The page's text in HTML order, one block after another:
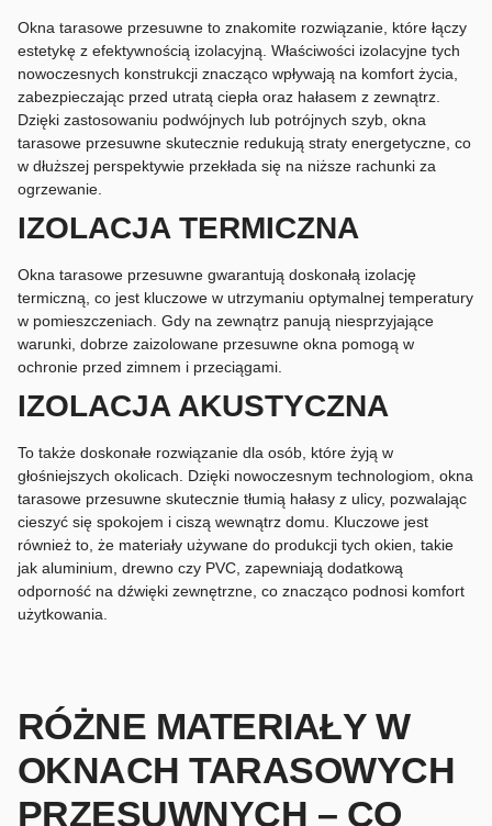
Okna tarasowe przesuwne to znakomite rozwiązanie, które łączy
estetykę z efektywnością izolacyjną. Właściwości izolacyjne tych
nowoczesnych konstrukcji znacząco wpływają na komfort życia,
zabezpieczając przed utratą ciepła oraz hałasem z zewnątrz.
Dzięki zastosowaniu podwójnych lub potrójnych szyb, okna
tarasowe przesuwne skutecznie redukują straty energetyczne, co
w dłuższej perspektywie przekłada się na niższe rachunki za
ogrzewanie.
IZOLACJA TERMICZNA
Okna tarasowe przesuwne gwarantują doskonałą izolację
termiczną, co jest kluczowe w utrzymaniu optymalnej temperatury
w pomieszczeniach. Gdy na zewnątrz panują niesprzyjające
warunki, dobrze zaizolowane przesuwne okna pomogą w
ochronie przed zimnem i przeciągami.
IZOLACJA AKUSTYCZNA
To także doskonałe rozwiązanie dla osób, które żyją w
głośniejszych okolicach. Dzięki nowoczesnym technologiom, okna
tarasowe przesuwne skutecznie tłumią hałasy z ulicy, pozwalając
cieszyć się spokojem i ciszą wewnątrz domu. Kluczowe jest
również to, że materiały używane do produkcji tych okien, takie
jak aluminium, drewno czy PVC, zapewniają dodatkową
odporność na dźwięki zewnętrzne, co znacząco podnosi komfort
użytkowania.
RÓŻNE MATERIAŁY W
OKNACH TARASOWYCH
PRZESUWNYCH – CO